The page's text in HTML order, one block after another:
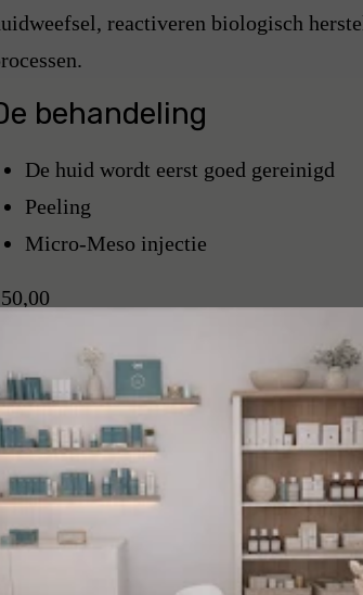
reactiveren biologisch
behandeling
De huid wordt eerst goed gereinigd
Peeling
Micro-Meso injectie